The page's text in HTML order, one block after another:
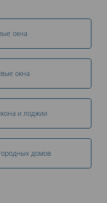
окна
окна
и лоджии
домов